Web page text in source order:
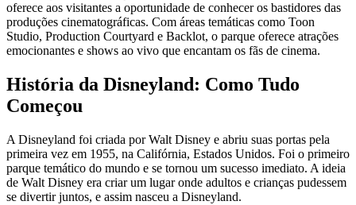
oferece aos visitantes a oportunidade de conhecer os bastidores das
produções cinematográficas. Com áreas temáticas como Toon
Studio, Production Courtyard e Backlot, o parque oferece atrações
emocionantes e shows ao vivo que encantam os fãs de cinema.
História da Disneyland: Como Tudo
Começou
A Disneyland foi criada por Walt Disney e abriu suas portas pela
primeira vez em 1955, na Califórnia, Estados Unidos. Foi o primeiro
parque temático do mundo e se tornou um sucesso imediato. A ideia
de Walt Disney era criar um lugar onde adultos e crianças pudessem
se divertir juntos, e assim nasceu a Disneyland.